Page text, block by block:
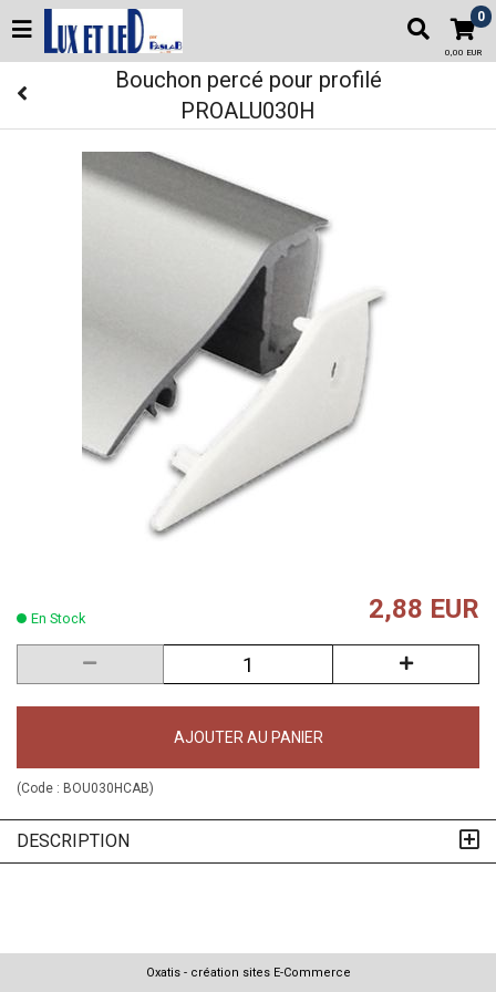
0
0,00 EUR
Bouchon percé pour profilé
PROALU030H
En Stock 2,88 EUR
AJOUTER AU PANIER
(Code : BOU030HCAB)
DESCRIPTION
Oxatis - création sites E-Commerce